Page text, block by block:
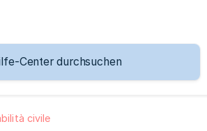
civile